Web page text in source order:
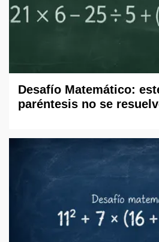
Desafío Matemático:
paréntesis no se